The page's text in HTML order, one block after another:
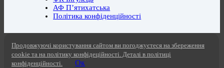
АФ П’ятихатська
Політика конфіденційності
Продовжуючі користування сайтом ви погоджуєтеся на збереження
cookie та на політику конфідеційності. Деталі в політиці
конфіденційності.
Ок